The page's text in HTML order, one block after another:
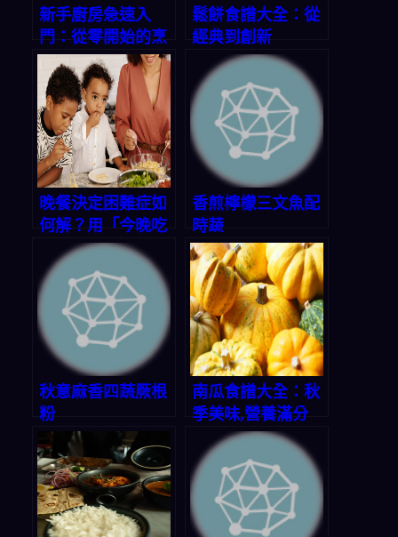
新手廚房急速入
門：從零開始的烹
飪之旅
鬆餅食譜大全：從
經典到創新
晚餐決定困難症如
何解？用「今晚吃
什麼」App一鍵生
成三餸一湯，省時
省錢又健康
香煎檸檬三文魚配
時蔬
秋意麻香四蔬厥根
粉
南瓜食譜大全：秋
季美味,營養滿分